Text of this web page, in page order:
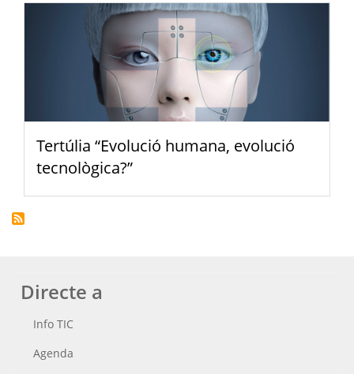
Tertúlia “Evolució humana, evolució
tecnològica?”
Directe a
Info TIC
Agenda